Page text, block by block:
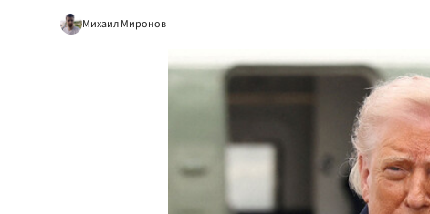
Михаил Миронов